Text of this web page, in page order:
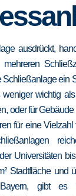
ausdrückt,
Schließanlage ein
wichtig
oder für
für eine
Universitäten
Stadtfläche und
gibt es